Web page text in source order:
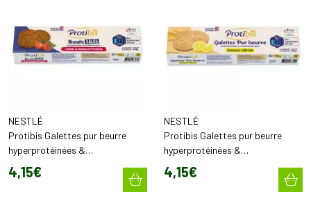
NESTLÉ
Protibis Galettes pur beurre
hyperprotéinées &
hyperénergétiques Tomate &
Herbes de Provence (x16)
4,15€
NESTLÉ
Protibis Galettes pur beurre
hyperprotéinées &
hyperénergétiques Citron (x16)
4,15€